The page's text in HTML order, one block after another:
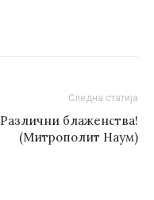
Следна статија
Различни блаженства!
(Митрополит Наум)